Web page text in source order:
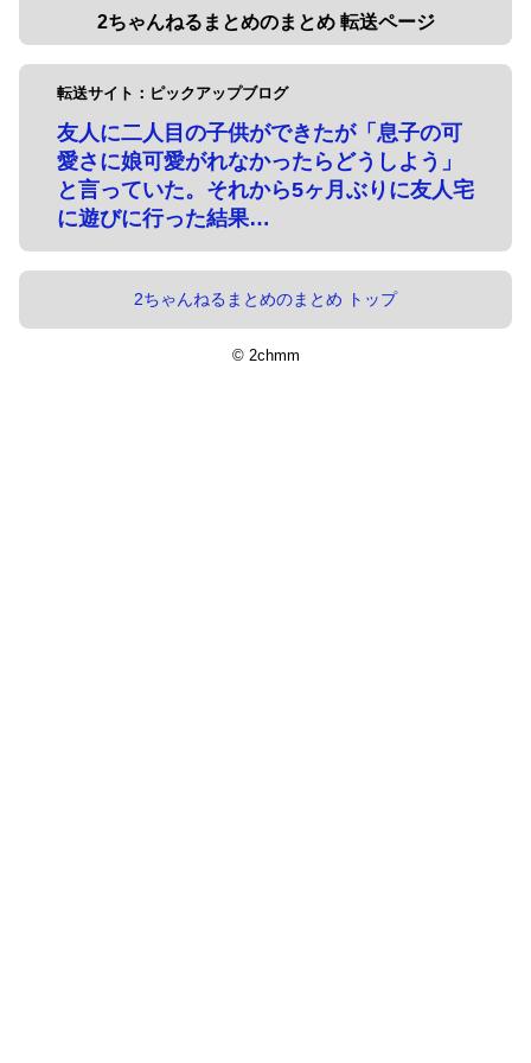
2ちゃんねるまとめのまとめ 転送ページ
転送サイト：ピックアップブログ
友人に二人目の子供ができたが「息子の可
愛さに娘可愛がれなかったらどうしよう」
と言っていた。それから5ヶ月ぶりに友人宅
に遊びに行った結果…
2ちゃんねるまとめのまとめ トップ
© 2chmm